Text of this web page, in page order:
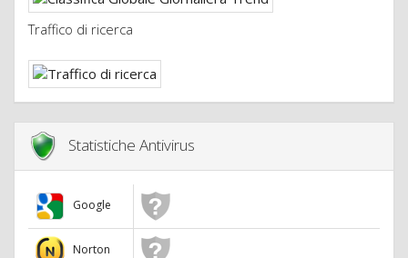
Traffico di ricerca
Statistiche Antivirus
Google
Norton